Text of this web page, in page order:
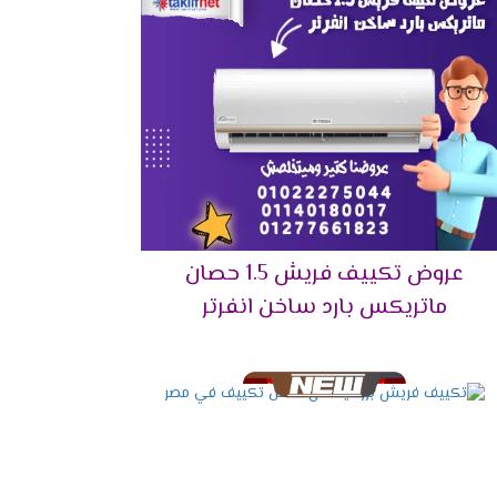
2024
عروض تكييف فريش 1.5 حصان
ماتريكس بارد ساخن انفرتر